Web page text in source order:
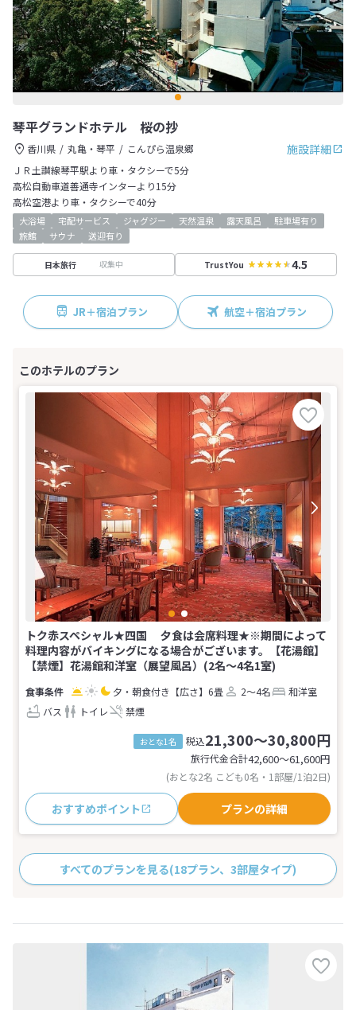
琴平グランドホテル 桜の抄
施設詳細
香川県 丸亀・琴平
こんぴら温泉郷
ＪＲ土讃線琴平駅より車・タクシーで5分
高松自動車道善通寺インターより15分
高松空港より車・タクシーで40分
大浴場 宅配サービス ジャグジー 天然温泉 露天風呂
駐車場有り
旅館
サウナ 送迎有り
日本旅行 収集中 TrustYou 4.5
JR＋宿泊プラン 航空＋宿泊プラン
トク赤スペシャル★四国 夕食は会席料理★※期間によって
料理内容がバイキングになる場合がございます。【花湯館】
【禁煙】花湯館和洋室（展望風呂）(2名～4名1室)
夕・朝食付き 【広さ】6畳 2～4名
和洋室
バス
トイレ 禁煙
おとな1名 税込21,300～30,800円
旅行代金合計42,600〜61,600円
(おとな2名 こども0名・1部屋/1泊2日)
おすすめポイント プランの詳細
すべてのプランを見る(18プラン、3部屋タイプ)